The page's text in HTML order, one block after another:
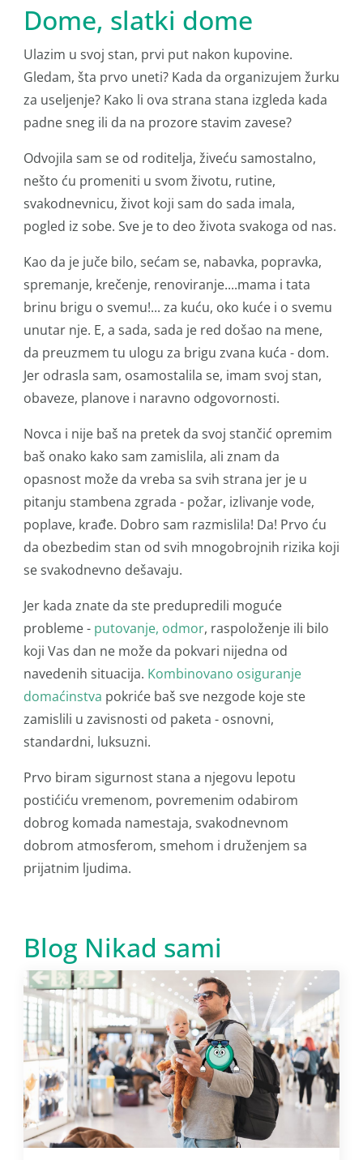
Dome, slatki dome
Ulazim u svoj stan, prvi put nakon kupovine.
Gledam, šta prvo uneti? Kada da organizujem žurku
za useljenje? Kako li ova strana stana izgleda kada
padne sneg ili da na prozore stavim zavese?
Odvojila sam se od roditelja, živeću samostalno,
nešto ću promeniti u svom životu, rutine,
svakodnevnicu, život koji sam do sada imala,
pogled iz sobe. Sve je to deo života svakoga od nas.
Kao da je juče bilo, sećam se, nabavka, popravka,
spremanje, krečenje, renoviranje....mama i tata
brinu brigu o svemu!... za kuću, oko kuće i o svemu
unutar nje. E, a sada, sada je red došao na mene,
da preuzmem tu ulogu za brigu zvana kuća - dom.
Jer odrasla sam, osamostalila se, imam svoj stan,
obaveze, planove i naravno odgovornosti.
Novca i nije baš na pretek da svoj stančić opremim
baš onako kako sam zamislila, ali znam da
opasnost može da vreba sa svih strana jer je u
pitanju stambena zgrada - požar, izlivanje vode,
poplave, krađe. Dobro sam razmislila! Da! Prvo ću
da obezbedim stan od svih mnogobrojnih rizika koji
se svakodnevno dešavaju.
Jer kada znate da ste predupredili moguće
probleme - putovanje, odmor, raspoloženje ili bilo
koji Vas dan ne može da pokvari nijedna od
navedenih situacija. Kombinovano osiguranje
domaćinstva pokriće baš sve nezgode koje ste
zamislili u zavisnosti od paketa - osnovni,
standardni, luksuzni.
Prvo biram sigurnost stana a njegovu lepotu
postićiću vremenom, povremenim odabirom
dobrog komada namestaja, svakodnevnom
dobrom atmosferom, smehom i druženjem sa
prijatnim ljudima.
Blog Nikad sami